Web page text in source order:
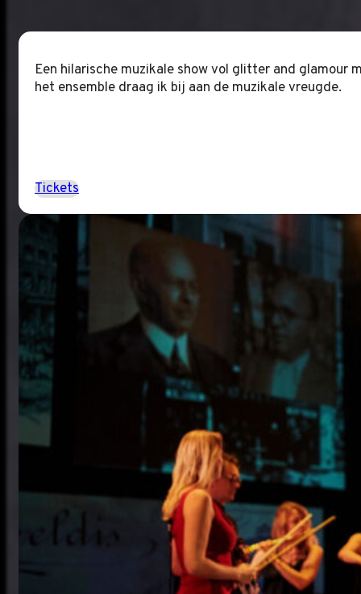
Een hilarische muzikale show vol glitter and glamour
het ensemble draag ik bij aan de muzikale vreugde.
Tickets